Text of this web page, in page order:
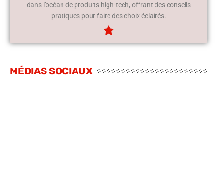
dans l’océan de produits high-tech, offrant des conseils
pratiques pour faire des choix éclairés.
MÉDIAS SOCIAUX